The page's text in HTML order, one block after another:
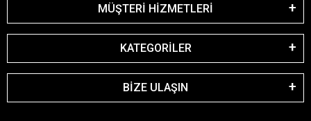
MÜŞTERİ HİZMETLERİ
KATEGORİLER
BİZE ULAŞIN